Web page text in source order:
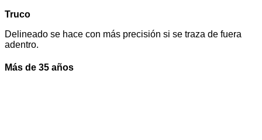
Truco
Delineado se hace con más precisión si se traza de fuera
adentro.
Más de 35 años